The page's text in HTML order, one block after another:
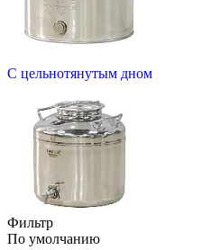
С цельнотянутым дном
Фильтр
По умолчанию